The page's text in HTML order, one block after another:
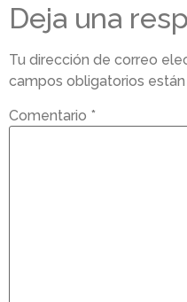
Deja una
Tu dirección de correo
campos obligatorios
Comentario *